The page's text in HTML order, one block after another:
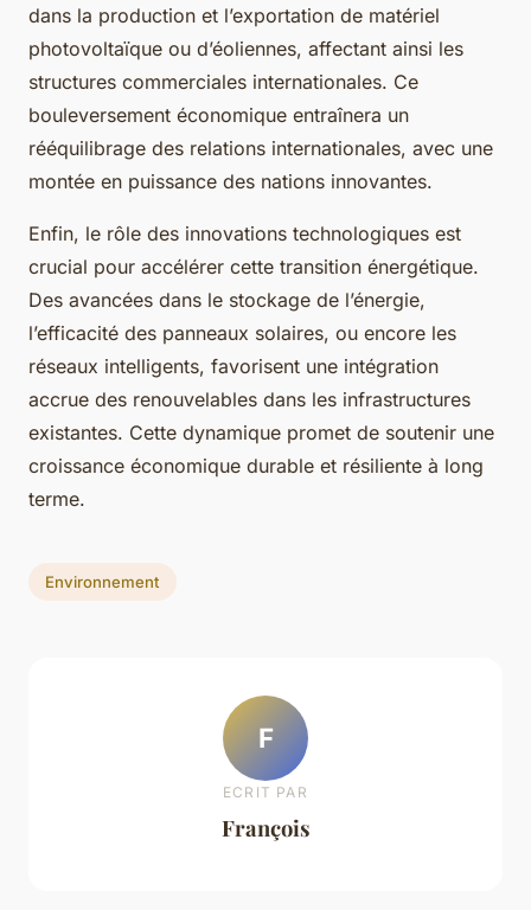
dans la production et l’exportation de matériel
photovoltaïque ou d’éoliennes, affectant ainsi les
structures commerciales internationales. Ce
bouleversement économique entraînera un
rééquilibrage des relations internationales, avec une
montée en puissance des nations innovantes.
Enfin, le rôle des innovations technologiques est
crucial pour accélérer cette transition énergétique.
Des avancées dans le stockage de l’énergie,
l’efficacité des panneaux solaires, ou encore les
réseaux intelligents, favorisent une intégration
accrue des renouvelables dans les infrastructures
existantes. Cette dynamique promet de soutenir une
croissance économique durable et résiliente à long
terme.
Environnement
F
ECRIT PAR
François